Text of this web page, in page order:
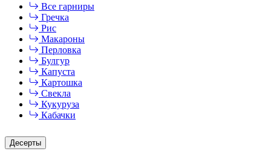
Все гарниры
Гречка
Рис
Макароны
Перловка
Булгур
Капуста
Картошка
Свекла
Кукуруза
Кабачки
Десерты